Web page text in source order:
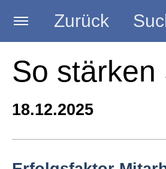
Zurück
Startseite
BLOG HANDWERK
So stärken
18.12.2025